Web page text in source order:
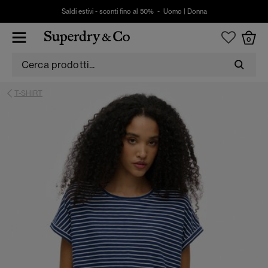
Saldi estivi - sconti fino al 50% - Uomo Donna
0
T-SHIRT